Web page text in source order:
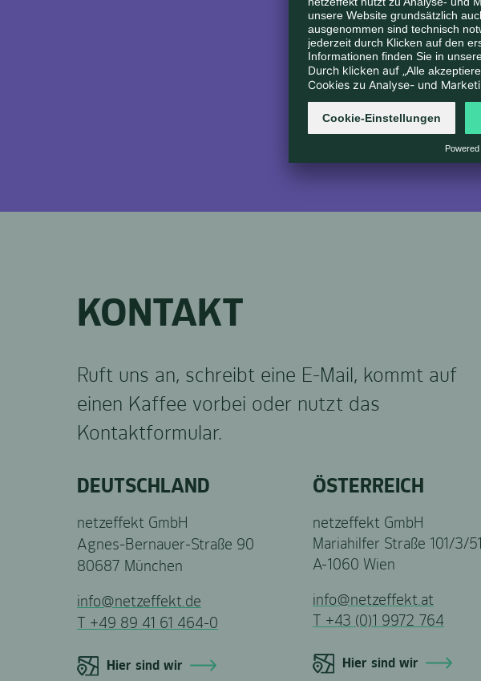
KONTAKT
Ruft uns an, schreibt eine E-Mail, kommt auf
einen Kaffee vorbei oder nutzt das
Kontaktformular.
DEUTSCHLAND
netzeffekt GmbH
Agnes-Bernauer-Straße 90
80687 München
info@netzeffekt.de
T +49 89 41 61 464-0
Hier sind wir
ÖSTERREICH
netzeffekt GmbH
Mariahilfer Straße 101/3/51
A-1060 Wien
info@netzeffekt.at
T +43 (0)1 9972 764
Hier sind wir